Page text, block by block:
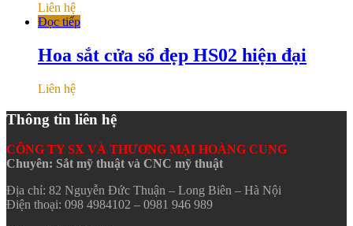
Liên hệ
Đọc tiếp
Hoa sắt cửa sổ đẹp HS02 hiện đại
Liên hệ
Thông tin liên hệ
CÔNG TY SX VÀ THƯƠNG MẠI HOÀNG CUNG
Chuyên: Sắt mỹ thuật và CNC mỹ thuật
Địa chỉ: 82 Nguyễn Đức Thuận – Long Biên – Hà Nội
Điện thoại: 098 4984102 – 0981 946 989